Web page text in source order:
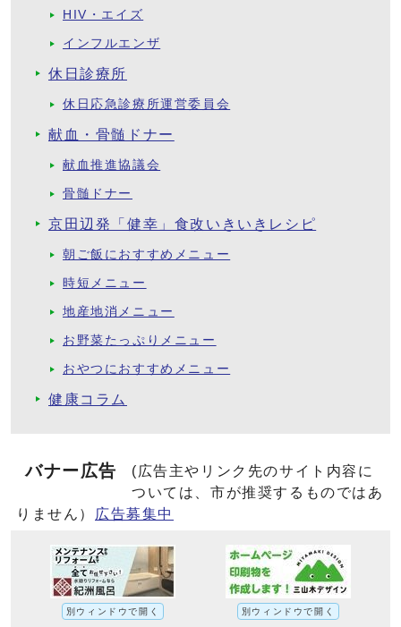
HIV・エイズ
インフルエンザ
休日診療所
休日応急診療所運営委員会
献血・骨髄ドナー
献血推進協議会
骨髄ドナー
京田辺発「健幸」食改いきいきレシピ
朝ご飯におすすめメニュー
時短メニュー
地産地消メニュー
お野菜たっぷりメニュー
おやつにおすすめメニュー
健康コラム
バナー広告
(広告主やリンク先のサイト内容に
ついては、市が推奨するものではあ
りません）
広告募集中
別ウィンドウで開く 別ウィンドウで開く